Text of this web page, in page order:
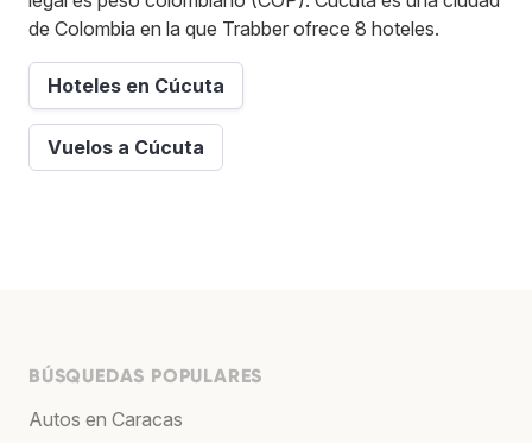
de Colombia en la que Trabber ofrece 8 hoteles.
Hoteles en Cúcuta
Vuelos a Cúcuta
BÚSQUEDAS POPULARES
Autos en Caracas